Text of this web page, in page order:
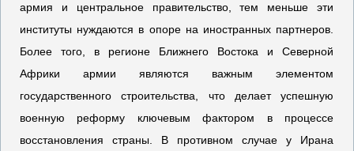
армия и центральное правительство, тем меньше эти
институты нуждаются в опоре на иностранных партнеров.
Более того, в регионе Ближнего Востока и Северной
Африки армии являются важным элементом
государственного строительства, что делает успешную
военную реформу ключевым фактором в процессе
восстановления страны. В противном случае у Ирана